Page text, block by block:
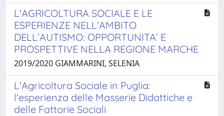
L'AGRICOLTURA SOCIALE E LE
ESPERIENZE NELL’AMBITO
DELL’AUTISMO: OPPORTUNITA’ E
PROSPETTIVE NELLA REGIONE MARCHE
2019/2020 GIAMMARINI, SELENIA
L'Agricoltura Sociale in Puglia:
l'esperienza delle Masserie Didattiche e
delle Fattorie Sociali